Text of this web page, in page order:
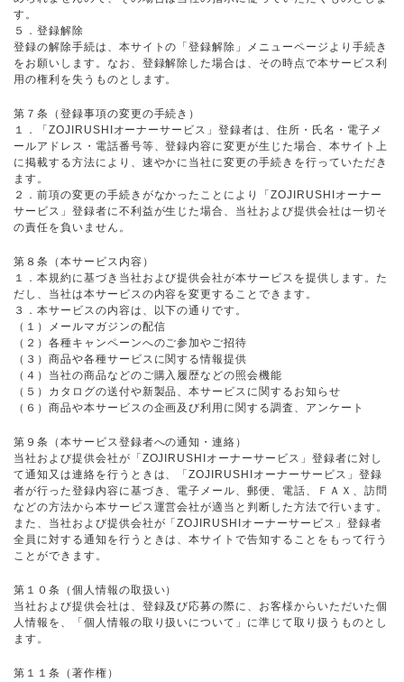
す。
５．登録解除
登録の解除手続は、本サイトの「登録解除」メニューページより手続き
をお願いします。なお、登録解除した場合は、その時点で本サービス利
用の権利を失うものとします。
第７条（登録事項の変更の手続き）
１．「ZOJIRUSHIオーナーサービス」登録者は、住所・氏名・電子メ
ールアドレス・電話番号等、登録内容に変更が生じた場合、本サイト上
に掲載する方法により、速やかに当社に変更の手続きを行っていただき
ます。
２．前項の変更の手続きがなかったことにより「ZOJIRUSHIオーナー
サービス」登録者に不利益が生じた場合、当社および提供会社は一切そ
の責任を負いません。
第８条（本サービス内容）
１．本規約に基づき当社および提供会社が本サービスを提供します。た
だし、当社は本サービスの内容を変更することできます。
３．本サービスの内容は、以下の通りです。
（１）メールマガジンの配信
（２）各種キャンペーンへのご参加やご招待
（３）商品や各種サービスに関する情報提供
（４）当社の商品などのご購入履歴などの照会機能
（５）カタログの送付や新製品、本サービスに関するお知らせ
（６）商品や本サービスの企画及び利用に関する調査、アンケート
第９条（本サービス登録者への通知・連絡）
当社および提供会社が「ZOJIRUSHIオーナーサービス」登録者に対し
て通知又は連絡を行うときは、「ZOJIRUSHIオーナーサービス」登録
者が行った登録内容に基づき、電子メール、郵便、電話、ＦＡＸ、訪問
などの方法から本サービス運営会社が適当と判断した方法で行います。
また、当社および提供会社が「ZOJIRUSHIオーナーサービス」登録者
全員に対する通知を行うときは、本サイトで告知することをもって行う
ことができます。
第１０条（個人情報の取扱い）
当社および提供会社は、登録及び応募の際に、お客様からいただいた個
人情報を、「個人情報の取り扱いについて」に準じて取り扱うものとし
ます。
第１１条（著作権）